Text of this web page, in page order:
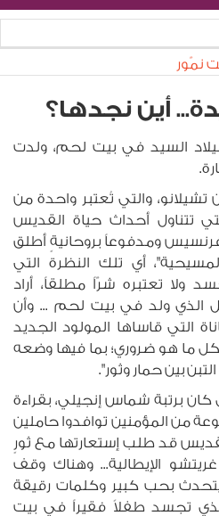
أين نجدها؟
عام على ميلاد السيد في بيت لحم، ولدت
والتي تُعتبر واحدة من
تتناول أحداث حياة القديس
ومدفوعاً بروحانيةٍ أطلق
أي تلك النظرة التي
ولا تعتبره شرّاً مطلقاً، أراد
الذي ولد في بيت لحم ... وأن
قاساها المولود الجديد
ما هو ضروري؛ بما فيها وضعه
بين حمار وثور".
برتبة شماس إنجيلي، بقراءة
من المؤمنين توافدوا حاملين
قد طلب إستعارتها مع ثورٍ
الإيطالية... وهناك وقف
يتحدث بحب كبير وكلمات رقيقة
تجسد طفلاً فقيراً في بيت